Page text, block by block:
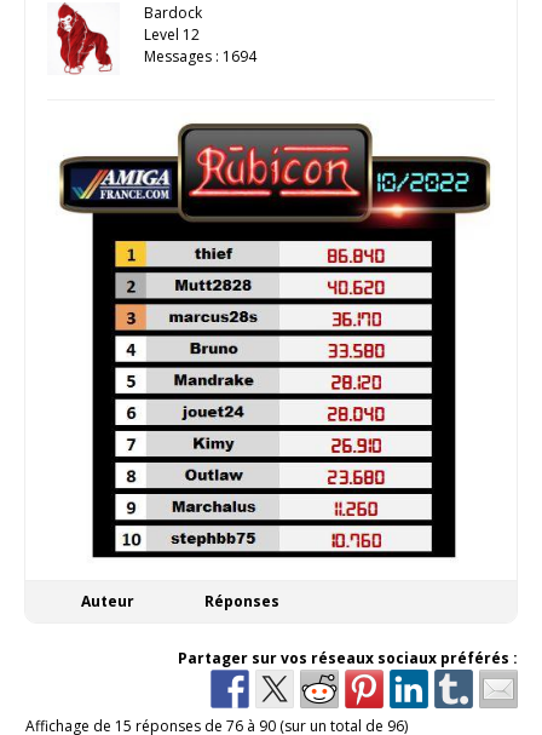
Bardock
Level 12
Messages : 1694
Auteur Réponses
Partager sur vos réseaux sociaux préférés :
Affichage de 15 réponses de 76 à 90 (sur un total de 96)